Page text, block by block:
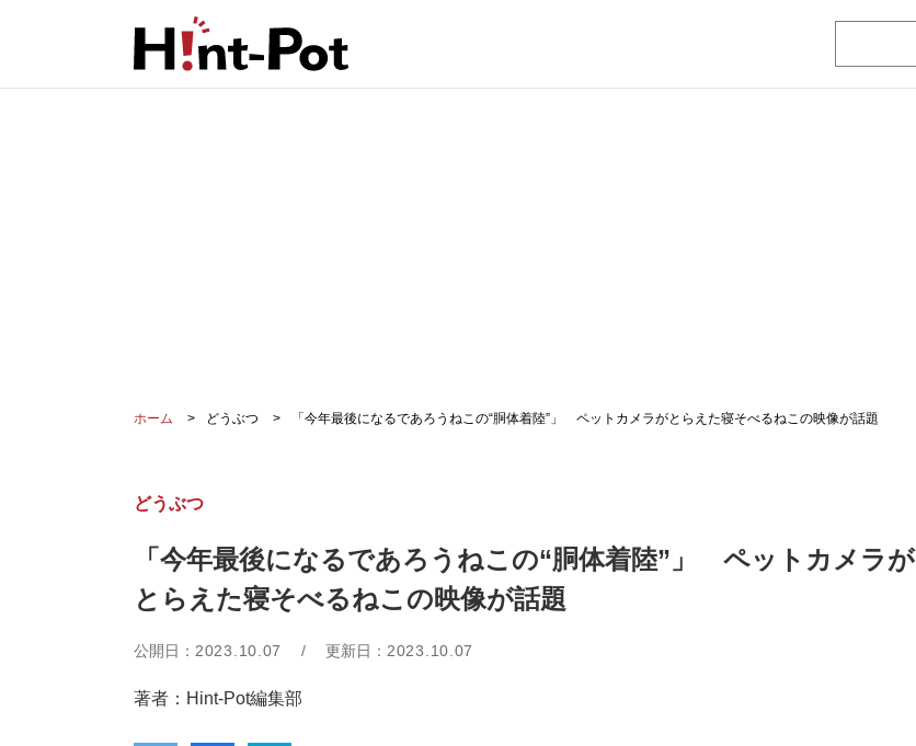
ホーム どうぶつ 「今年最後になるであろうねこの“胴体着陸”」 ペットカメラがとらえた寝そべるねこの映像が話題
どうぶつ
「今年最後になるであろうねこの“胴体着陸”」 ペットカメラが
とらえた寝そべるねこの映像が話題
公開日： 2023.10.07 / 更新日： 2023.10.07
著者：Hint-Pot編集部